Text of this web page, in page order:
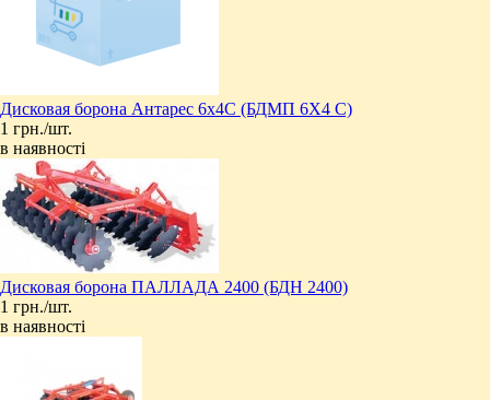
Дисковая борона Антарес 6х4C (БДМП 6Х4 С)
1 грн./шт.
в наявності
Дисковая борона ПАЛЛАДА 2400 (БДН 2400)
1 грн./шт.
в наявності